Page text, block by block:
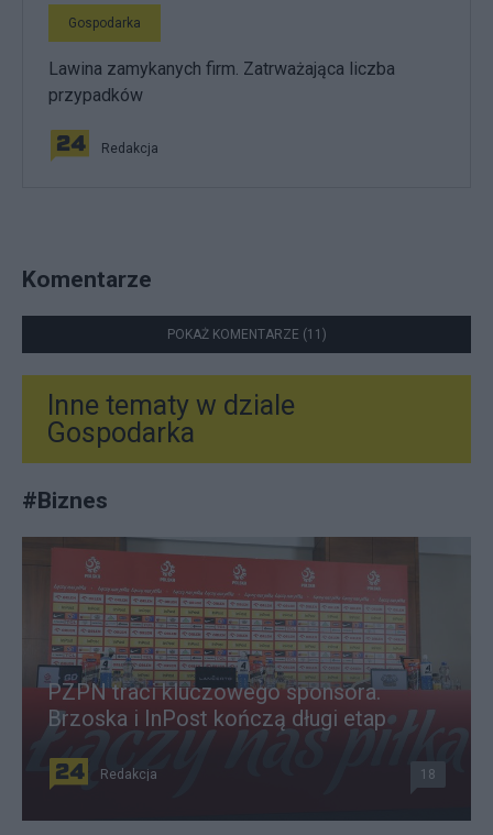
Gospodarka
Lawina zamykanych firm. Zatrważająca liczba
przypadków
Redakcja
Komentarze
POKAŻ KOMENTARZE (11)
Inne tematy w dziale
Gospodarka
#Biznes
PZPN traci kluczowego sponsora.
Brzoska i InPost kończą długi etap
Redakcja 18